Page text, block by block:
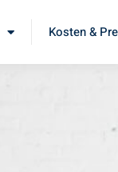
Kosten &